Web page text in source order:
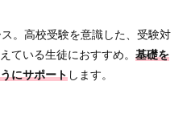
。高校受験を意識した、受験対
ている生徒におすすめ。 基礎を
にサポートします。